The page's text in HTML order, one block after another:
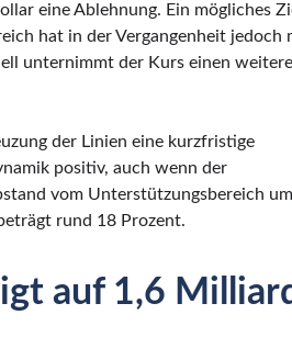
eine Ablehnung. Ein mögliches
hat in der Vergangenheit jedoch
unternimmt der Kurs einen
der Linien eine kurzfristige
positiv, auch wenn der
vom Unterstützungsbereich
rund 18 Prozent.
auf 1,6